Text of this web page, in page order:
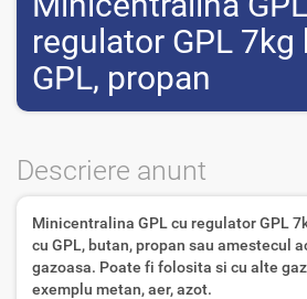
regulator GPL 7kg
GPL, propan
Descriere anunt
Minicentralina GPL cu regulator GPL
cu GPL, butan, propan sau amestecul
gazoasa. Poate fi folosita si cu alte
exemplu metan, aer, azot.